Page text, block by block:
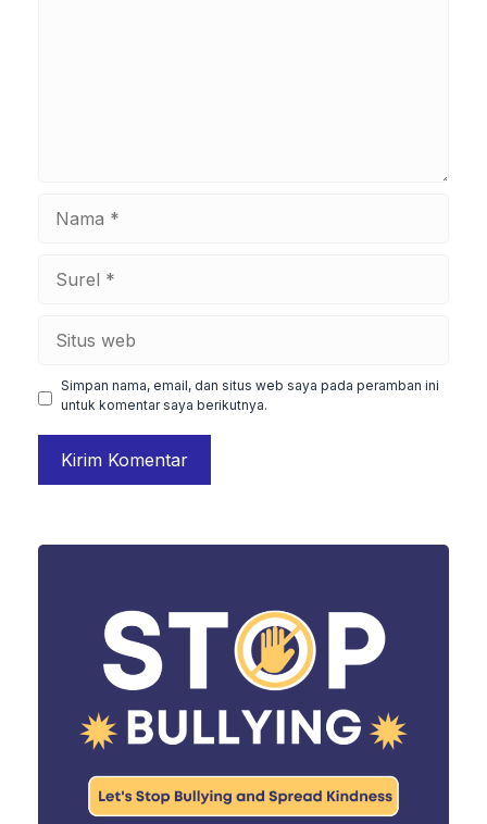
Simpan nama, email, dan situs web saya pada peramban ini
untuk komentar saya berikutnya.